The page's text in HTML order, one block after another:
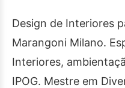
Design de Interiores
Marangoni Milano.
Interiores,
IPOG. Mestre em